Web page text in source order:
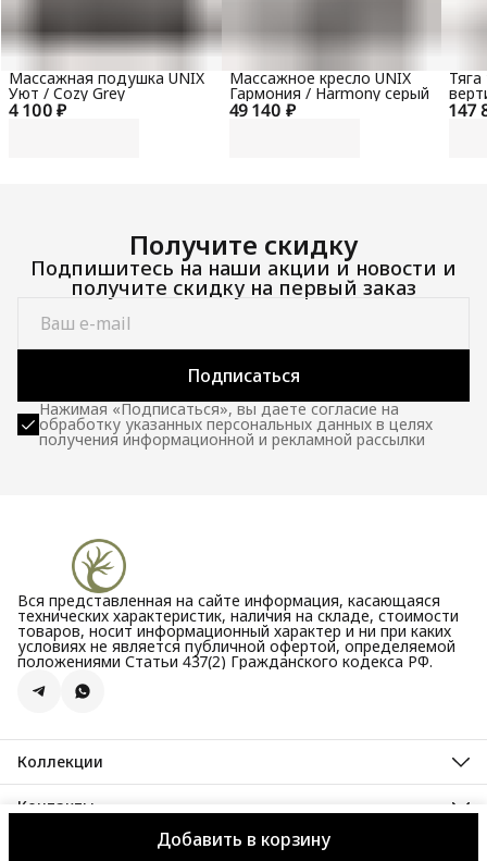
Добавить в корзину
4 100 ₽
Массажная подушка UNIX
Уют / Cozy Grey
49 140 ₽
Массажное кресло UNIX
Гармония / Harmony серый
147
100
Получите скидку
Подпишитесь на наши акции и новости и
получите скидку на первый заказ
Подписаться
Нажимая «Подписаться», вы даете согласие на
обработку указанных персональных данных в целях
получения информационной и рекламной рассылки
Вся представленная на сайте информация, касающаяся
технических характеристик, наличия на складе, стоимости
товаров, носит информационный характер и ни при каких
условиях не является публичной офертой, определяемой
положениями Статьи 437(2) Гражданского кодекса РФ.
Коллекции
Все новости
Акции
Контакты
Велозаводская улица, 5